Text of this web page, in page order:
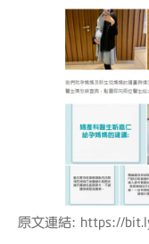
原文連結: https://